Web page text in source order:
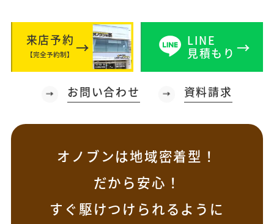
来店予約
【完全予約制】
LINE
見積もり
お問い合わせ 資料請求
オノブンは地域密着型！
だから安心！
すぐ駆けつけられるように